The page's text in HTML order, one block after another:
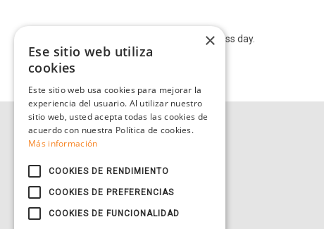
We will contact you within one business day.
×
Ese sitio web utiliza
cookies
Este sitio web usa cookies para mejorar la
experiencia del usuario. Al utilizar nuestro
sitio web, usted acepta todas las cookies de
acuerdo con nuestra Política de cookies.
Más información
COOKIES DE RENDIMIENTO
COOKIES DE PREFERENCIAS
COOKIES DE FUNCIONALIDAD